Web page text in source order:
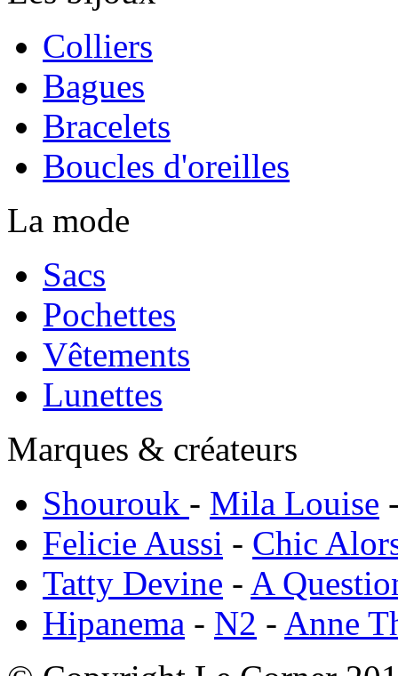
Colliers
Bagues
Bracelets
Boucles d'oreilles
La mode
Sacs
Pochettes
Vêtements
Lunettes
Marques & créateurs
Shourouk - Mila Louise
Felicie Aussi - Chic
Tatty Devine - A
Hipanema - N2 - Anne